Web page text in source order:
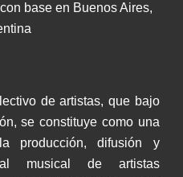
base en Buenos Aires,
de artistas, que bajo
se constituye como una
producción, difusión y
musical de artistas